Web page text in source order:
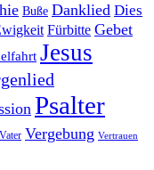
Buße Danklied Dies
Fürbitte Gebet
Jesus
Psalter
Vater Vergebung Vertrauen